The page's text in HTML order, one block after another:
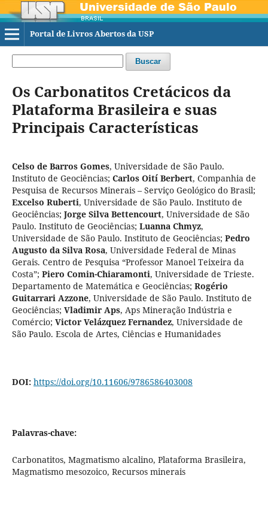
Portal de Livros Abertos da USP
Buscar
Os Carbonatitos Cretácicos da
Plataforma Brasileira e suas
Principais Características
Celso de Barros Gomes, Universidade de São Paulo.
Instituto de Geociências; Carlos Oití Berbert, Companhia de
Pesquisa de Recursos Minerais – Serviço Geológico do Brasil;
Excelso Ruberti, Universidade de São Paulo. Instituto de
Geociências; Jorge Silva Bettencourt, Universidade de São
Paulo. Instituto de Geociências; Luanna Chmyz,
Universidade de São Paulo. Instituto de Geociências; Pedro
Augusto da Silva Rosa, Universidade Federal de Minas
Gerais. Centro de Pesquisa “Professor Manoel Teixeira da
Costa”; Piero Comin-Chiaramonti, Universidade de Trieste.
Departamento de Matemática e Geociências; Rogério
Guitarrari Azzone, Universidade de São Paulo. Instituto de
Geociências; Vladimir Aps, Aps Mineração Indústria e
Comércio; Victor Velázquez Fernandez, Universidade de
São Paulo. Escola de Artes, Ciências e Humanidades
DOI: https://doi.org/10.11606/9786586403008
Palavras-chave:
Carbonatitos, Magmatismo alcalino, Plataforma Brasileira,
Magmatismo mesozoico, Recursos minerais